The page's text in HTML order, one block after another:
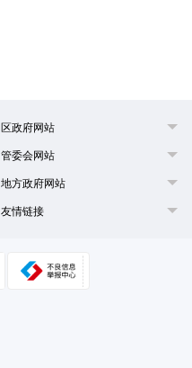
区政府网站
管委会网站
地方政府网站
友情链接